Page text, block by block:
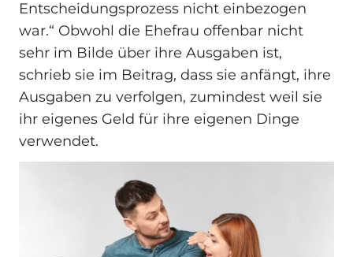
Entscheidungsprozess nicht einbezogen
war.“ Obwohl die Ehefrau offenbar nicht
sehr im Bilde über ihre Ausgaben ist,
schrieb sie im Beitrag, dass sie anfängt, ihre
Ausgaben zu verfolgen, zumindest weil sie
ihr eigenes Geld für ihre eigenen Dinge
verwendet.